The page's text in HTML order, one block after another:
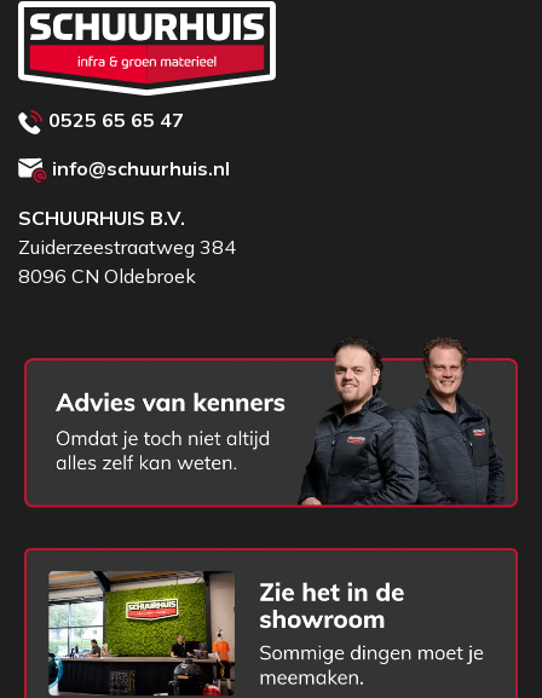
andere niet-poreuze materialen.
Belangrijkste voordelen
Compatibel met Grabo Pro Brushless
Geschikt voor 18V Makita accu’s
worden gebruikt
Deze Makita-adapter set
1x Makita adapter voor 18V Makita accu’s
2x M4 10 mm schroeven
1x T20 Torx inbussleutel
1x Installatie instructies
meegeleverd met deze set.
Eenvoudige installatie (stap-
voor-stap)
Schroeven losdraaien:Met een T20 Torx
0525 65 65 47
info@schuurhuis.nl
SCHUURHUIS B.V.
Zuiderzeestraatweg 384
8096 CN Oldebroek